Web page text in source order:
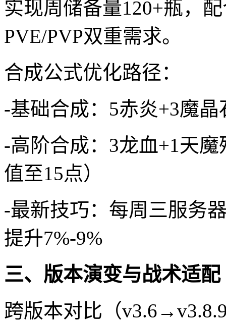
实现周储备量120+瓶，
PVE/PVP双重需求。
合成公式优化路径：
-基础合成：5赤炎+3魔
-高阶合成：3龙血+1天
值至15点）
-最新技巧：每周三服务
提升7%-9%
三、版本演变与战术适配
跨版本对比（